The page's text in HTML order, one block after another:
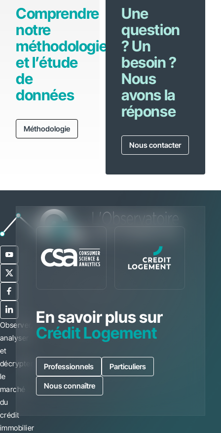
Comprendre
notre
méthodologie
et l’étude
de
données
Méthodologie
Une
question
? Un
besoin ?
Nous
avons la
réponse
Nous contacter
Observer,
analyser
et
décrypter
le
marché
du
crédit
immobilier
En savoir plus sur
Crédit Logement
Professionnels Particuliers
Nous connaître